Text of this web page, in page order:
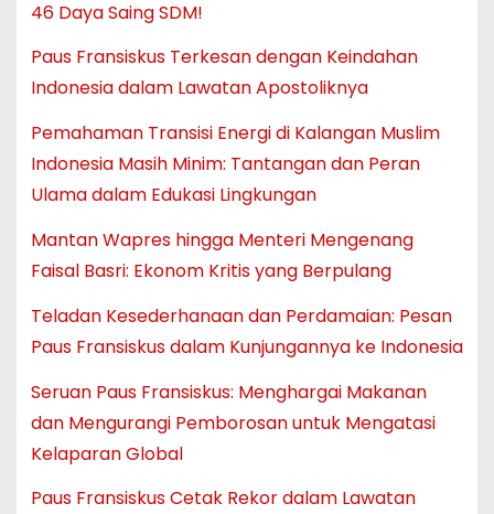
46 Daya Saing SDM!
Paus Fransiskus Terkesan dengan Keindahan
Indonesia dalam Lawatan Apostoliknya
Pemahaman Transisi Energi di Kalangan Muslim
Indonesia Masih Minim: Tantangan dan Peran
Ulama dalam Edukasi Lingkungan
Mantan Wapres hingga Menteri Mengenang
Faisal Basri: Ekonom Kritis yang Berpulang
Teladan Kesederhanaan dan Perdamaian: Pesan
Paus Fransiskus dalam Kunjungannya ke Indonesia
Seruan Paus Fransiskus: Menghargai Makanan
dan Mengurangi Pemborosan untuk Mengatasi
Kelaparan Global
Paus Fransiskus Cetak Rekor dalam Lawatan